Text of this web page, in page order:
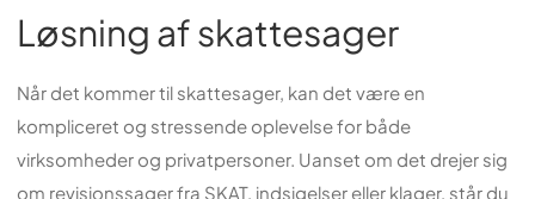
Løsning af skattesager
Når det kommer til skattesager, kan det være en
kompliceret og stressende oplevelse for både
virksomheder og privatpersoner. Uanset om det drejer sig
om revisionssager fra SKAT, indsigelser eller klager, står du